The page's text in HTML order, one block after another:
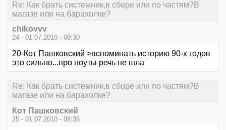
Re: Как брать системник,в сборе или по частям?В
магазе или на барахолке?
chikovvv
24 - 01.07.2010 - 08:30
20-Кот Пашковский >вспоминать историю 90-х годов
это сильно...про ноуты речь не шла
Re: Как брать системник,в сборе или по частям?В
магазе или на барахолке?
Кот Пашковский
25 - 01.07.2010 - 08:35